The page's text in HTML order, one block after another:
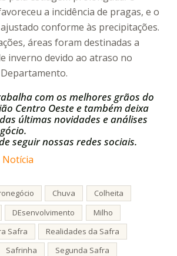
a incidência de pragas, e o
conforme às precipitações.
áreas foram destinadas a
inverno devido ao atraso no
com os melhores grãos do
Centro Oeste e também deixa
últimas novidades e análises
seguir nossas redes sociais.
Notícia
Chuva
Colheita
DEsenvolvimento
Milho
Safra
Realidades da Safra
Safrinha
Segunda Safra